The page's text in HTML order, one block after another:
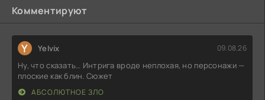
Комментируют
Y Yelvix 09.08.26
Ну, что сказать… Интрига вроде неплохая, но персонажи —
плоские как блин. Сюжет
АБСОЛЮТНОЕ ЗЛО